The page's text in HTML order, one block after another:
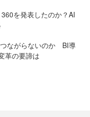
を発表したのか？AI
つながらないのか BI導
革の要諦は